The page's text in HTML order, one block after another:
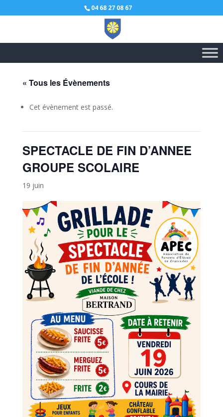
04 68 27 08 67
« Tous les Évènements
Cet évènement est passé.
SPECTACLE DE FIN D’ANNEE
GROUPE SCOLAIRE
19 juin